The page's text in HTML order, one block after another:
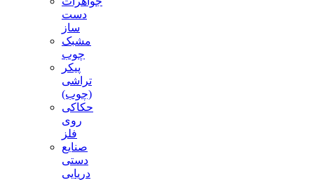
دست
ساز
مشبک
چوب
پیکر
تراشی
(چوب)
حکاکی
روی
فلز
صنایع
دستی
دریایی